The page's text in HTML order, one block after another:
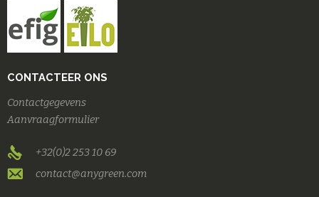
CONTACTEER ONS
Contactgegevens
Aanvraagformulier
+32(0)2 253 10 69
contact@anygreen.com